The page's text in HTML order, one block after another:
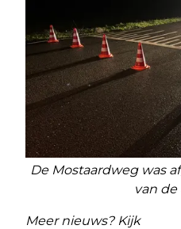
De Mostaardweg was
van de
Meer nieuws? Kijk